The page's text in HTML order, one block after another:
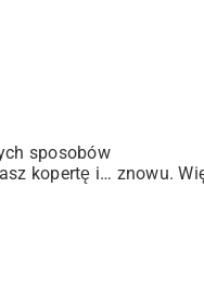
sposobów
kopertę i… znowu.